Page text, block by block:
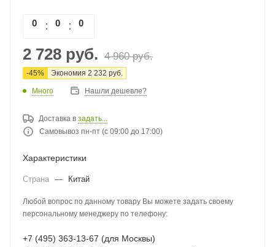
0 0 0
2 728 руб. 4 960руб.
-45% Экономия 2 232 руб.
Много Нашли дешевле?
Доставка в задать...
Самовывоз пн-пт (с 09:00 до 17:00)
Характеристики
Страна — Китай
Любой вопрос по данному товару Вы можете задать своему
персональному менеджеру по телефону:
+7 (495) 363-13-67 (для Москвы)